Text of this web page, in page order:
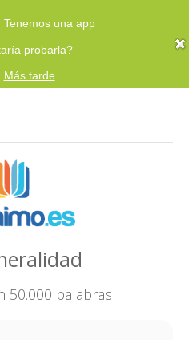
una app
probarla?
Más tarde
50.000 palabras